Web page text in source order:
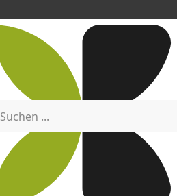
Menü
Suchen ...